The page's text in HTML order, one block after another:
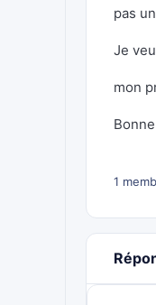
pas
Je
mon
1